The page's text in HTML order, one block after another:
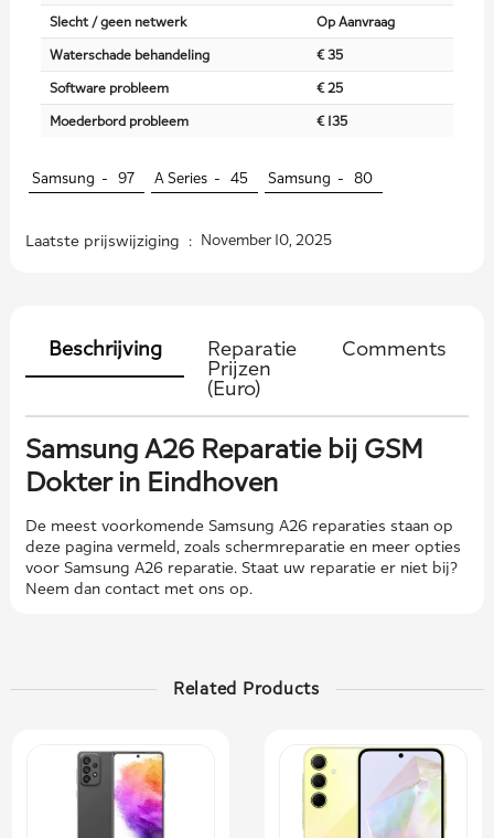
Slecht / geen netwerk
Op Aanvraag
Waterschade behandeling
€ 35
Software probleem
€ 25
Moederbord probleem
€ 135
Samsung - 97 A Series - 45 Samsung - 80
Laatste prijswijziging : November 10, 2025
Beschrijving
Reparatie
Prijzen
(Euro)
Comments
Samsung A26 Reparatie bij GSM
Dokter in Eindhoven
De meest voorkomende Samsung A26 reparaties staan ​​op
deze pagina vermeld, zoals schermreparatie en meer opties
voor Samsung A26 reparatie. Staat uw reparatie er niet bij?
Neem dan contact met ons op.
Related Products